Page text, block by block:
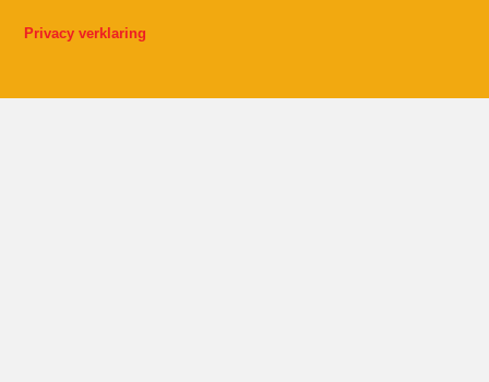
Privacy verklaring